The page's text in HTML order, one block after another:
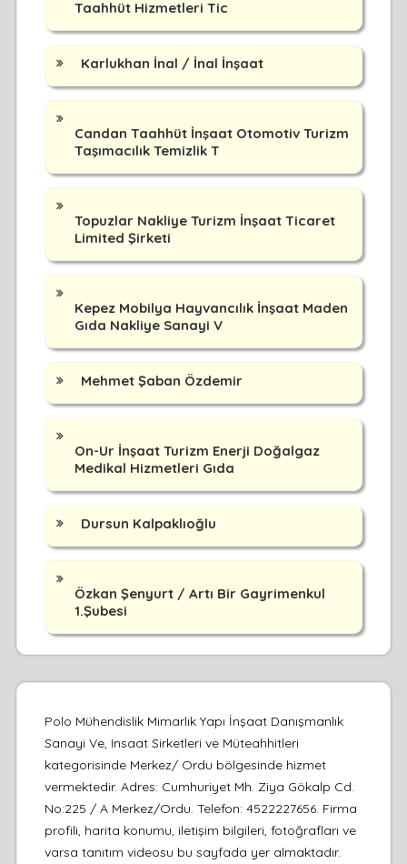
Taahhüt Hizmetleri Tic
Karlukhan İnal / İnal İnşaat
Candan Taahhüt İnşaat Otomotiv Turizm
Taşımacılık Temizlik T
Topuzlar Nakliye Turizm İnşaat Ticaret
Limited Şirketi
Kepez Mobilya Hayvancılık İnşaat Maden
Gıda Nakliye Sanayi V
Mehmet Şaban Özdemir
On-Ur İnşaat Turizm Enerji Doğalgaz
Medikal Hizmetleri Gıda
Dursun Kalpaklıoğlu
Özkan Şenyurt / Artı Bir Gayrimenkul
1.Şubesi
Polo Mühendislik Mimarlık Yapı İnşaat Danışmanlık
Sanayi Ve, Insaat Sirketleri ve Müteahhitleri
kategorisinde Merkez/ Ordu bölgesinde hizmet
vermektedir. Adres: Cumhuriyet Mh. Ziya Gökalp Cd.
No:225 / A Merkez/Ordu. Telefon: 4522227656. Firma
profili, harita konumu, iletişim bilgileri, fotoğrafları ve
varsa tanıtım videosu bu sayfada yer almaktadır.